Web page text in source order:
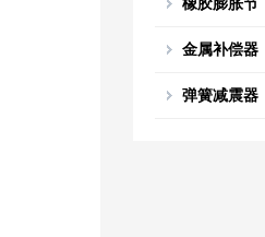
金属补偿器
弹簧减震器